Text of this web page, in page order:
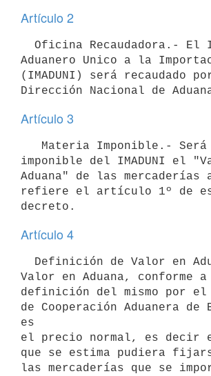
Artículo 2
Aduanero Unico a la
(IMADUNI) será recaudado
Artículo 3
imponible del IMADUNI el
Aduana" de las mercaderías
refiere el artículo 1º de
Artículo 4
Valor en Aduana, conforme
definición del mismo por el
de Cooperación Aduanera de
es
el precio normal, es decir
que se estima pudiera
las mercaderías que se